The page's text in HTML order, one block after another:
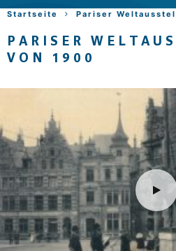
Startseite Pariser
PARISER
VON 1900